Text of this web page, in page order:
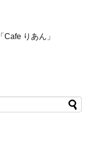
りあん」